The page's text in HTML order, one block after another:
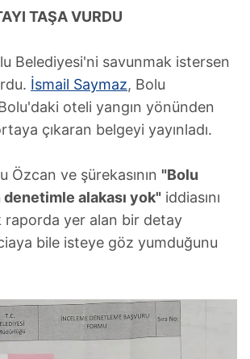
TAŞA VURDU
Belediyesi'ni savunmak istersen
İsmail Saymaz, Bolu
oteli yangın yönünden
çıkaran belgeyi yayınladı.
Özcan ve şürekasının "Bolu
alakası yok" iddiasını
raporda yer alan bir detay
bile isteye göz yumduğunu